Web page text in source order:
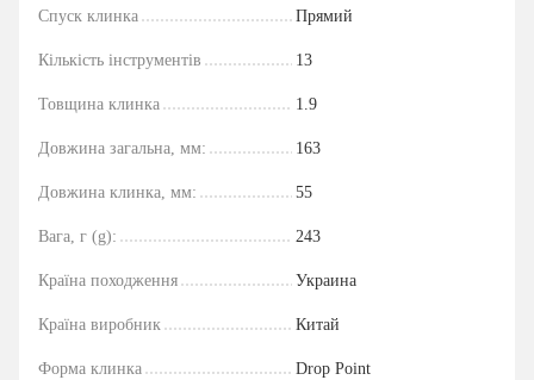
Спуск клинка Прямий
Кількість інструментів 13
Товщина клинка 1.9
Довжина загальна, мм: 163
Довжина клинка, мм: 55
Вага, г (g): 243
Країна походження Украина
Країна виробник Китай
Форма клинка Drop Point